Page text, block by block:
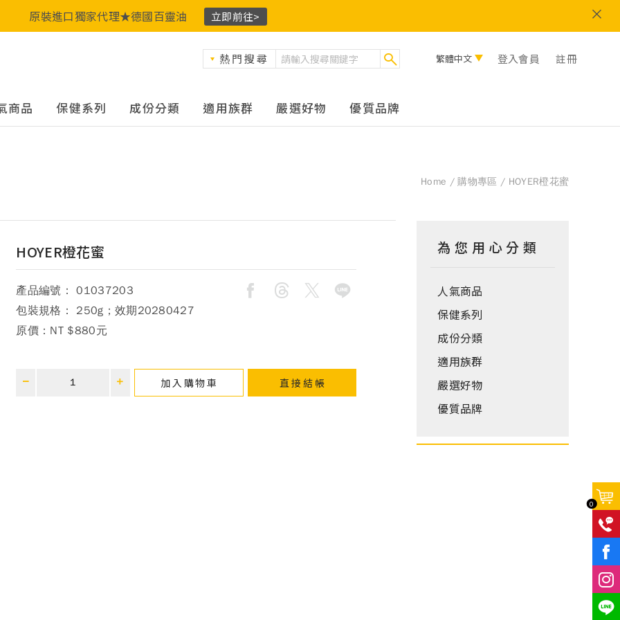
原裝進口獨家代理★德國百靈油 立即前往>
商品 保健系列 成份分類 適用族群 嚴選好物 優質品牌
熱門搜尋 繁體中文 登入會員 註冊
Home 購物專區 HOYER橙花蜜
為您用心分類
人氣商品
保健系列
成份分類
適用族群
嚴選好物
優質品牌
HOYER橙花蜜
產品編號： 01037203
包裝規格： 250g；效期20280427
原價： NT $880元
加入購物車 直接結帳
0